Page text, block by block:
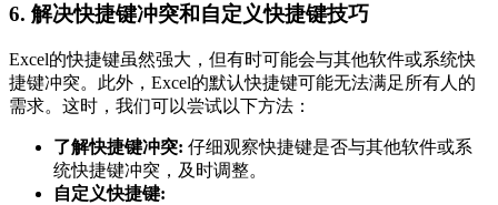
6. 解决快捷键冲突和自定义快捷键技巧
Excel的快捷键虽然强大，但有时可能会与其他软件或系统快
捷键冲突。此外，Excel的默认快捷键可能无法满足所有人的
需求。这时，我们可以尝试以下方法：
了解快捷键冲突: 仔细观察快捷键是否与其他软件或系
统快捷键冲突，及时调整。
自定义快捷键: